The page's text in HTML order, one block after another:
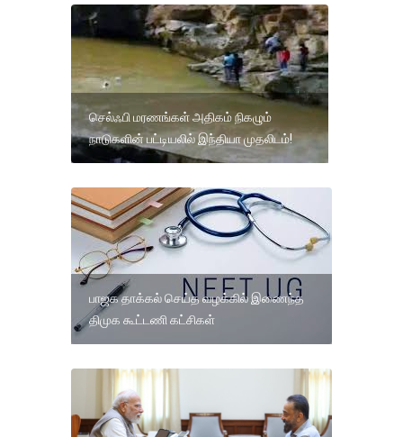
செல்ஃபி மரணங்கள் அதிகம் நிகழும்
நாடுகளின் பட்டியலில் இந்தியா முதலிடம்!
பாஜக தாக்கல் செய்த வழக்கில் இணைந்த
திமுக கூட்டணி கட்சிகள்